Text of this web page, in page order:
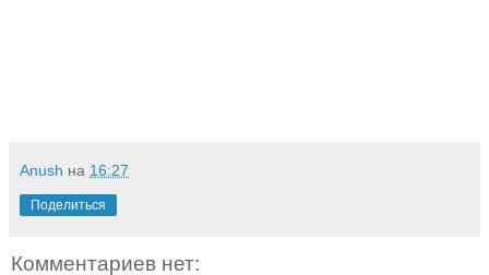
Anush на 16:27
Поделиться
Комментариев нет: